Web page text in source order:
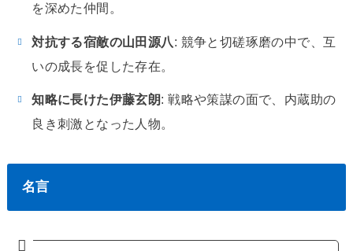
を深めた仲間。
対抗する宿敵の山田源八 : 競争と切磋琢磨の中で、互
いの成長を促した存在。
知略に長けた伊藤玄朗: 戦略や策謀の面で、内蔵助の
良き刺激となった人物。
名言